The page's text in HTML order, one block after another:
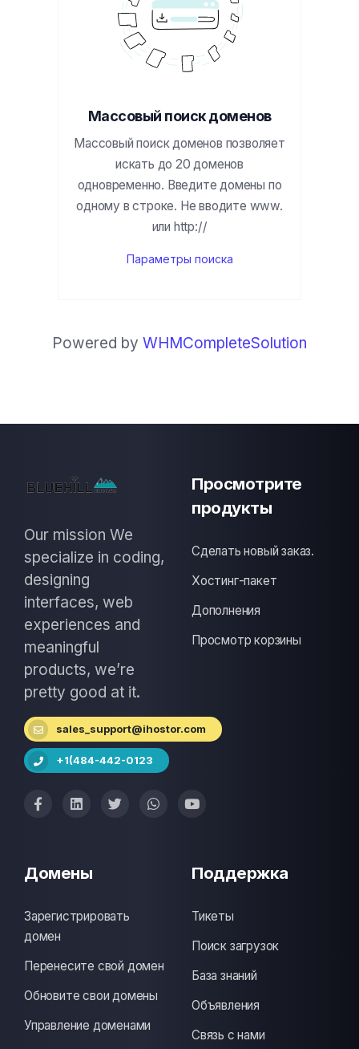
Массовый поиск доменов
Массовый поиск доменов позволяет
искать до 20 доменов
одновременно. Введите домены по
одному в строке. Не вводите www.
или http://
Параметры поиска
Powered by WHMCompleteSolution
Our mission We
specialize in coding,
designing
interfaces, web
experiences and
meaningful
products, we’re
pretty good at it.
sales_support@ihostor.com
+1(484-442-0123
Просмотрите
продукты
Сделать новый заказ.
Хостинг-пакет
Дополнения
Просмотр корзины
Домены
Зарегистрировать
домен
Перенесите свой домен
Обновите свои домены
Управление доменами
Поддержка
Тикеты
Поиск загрузок
База знаний
Объявления
Связь с нами